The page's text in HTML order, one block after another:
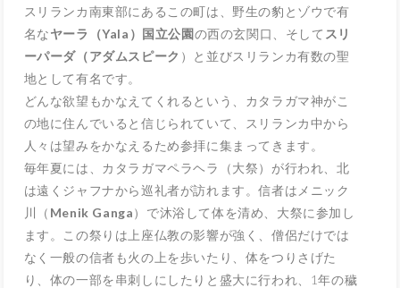
スリランカ南東部にあるこの町は、野生の豹とゾウで有
名なヤーラ（Yala）国立公園の西の玄関口、そして スリ
ーパーダ（アダムスピーク ）と並びスリランカ有数の聖
地として有名です。
どんな欲望もかなえてくれるという、カタラガマ神がこ
の地に住んでいると信じられていて、スリランカ中から
人々は望みをかなえるため参拝に集まってきます。
毎年夏には、カタラガマペラヘラ（大祭）が行われ、北
は遠くジャフナから巡礼者が訪れます。信者はメニック
川（ Menik Ganga）で沐浴して体を清め、大祭に参加し
ます。この祭りは上座仏教の影響が強く、僧侶だけでは
なく一般の信者も火の上を歩いたり、体をつりさげた
り、体の一部を串刺しにしたりと盛大に行われ、1年の穢